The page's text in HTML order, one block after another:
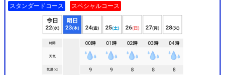
スタンダードコース スペシャルコース